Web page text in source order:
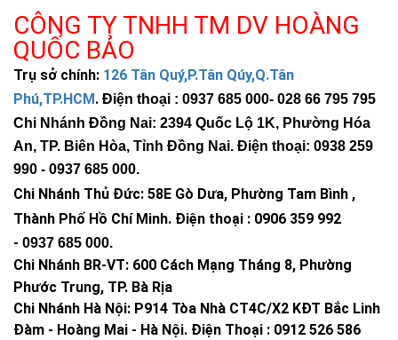
CÔNG TY TNHH TM DV HOÀNG
QUỐC BẢO
Trụ sở chính: 126 Tân Quý,P.Tân Qúy,Q.Tân
Phú,TP.HCM . Điện thoại : 0937 685 000- 028 66 795 795
Chi Nhánh Đồng Nai: 2394 Quốc Lộ 1K, Phường Hóa
An, TP. Biên Hòa, Tỉnh Đồng Nai. Điện thoại: 0938 259
990 - 0937 685 000.
Chi Nhánh Thủ Đức: 58E Gò Dưa, Phường Tam Bình ,
Thành Phố Hồ Chí Minh. Điện thoại : 0906 359 992
- 0937 685 000.
Chi Nhánh BR-VT: 600 Cách Mạng Tháng 8, Phường
Phước Trung, TP. Bà Rịa
Chi Nhánh Hà Nội: P914 Tòa Nhà CT4C/X2 KĐT Bắc Linh
Đàm - Hoàng Mai - Hà Nội. Điện Thoại : 0912 526 586